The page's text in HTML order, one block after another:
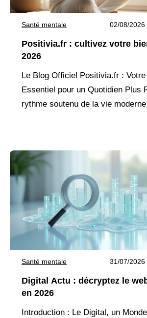
Santé mentale 02/08/2026
Positivia.fr : cultivez votre
2026
Le Blog Officiel Positivia.fr :
Essentiel pour un Quotidien Plus
rythme soutenu de la vie
Santé mentale 31/07/2026
Digital Actu : décryptez le
en 2026
Introduction : Le Digital, un